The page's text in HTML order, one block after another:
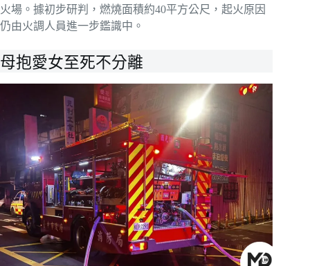
火場。據初步研判，燃燒面積約40平方公尺，起火原因
仍由火調人員進一步鑑識中。
母抱愛女至死不分離